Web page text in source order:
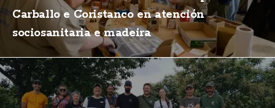
Carballo e Coristanco en atención
sociosanitaria e madeira